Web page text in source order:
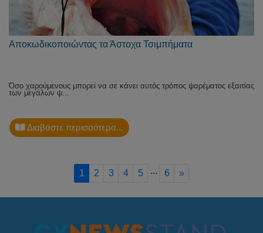
Αποκωδικοποιώντας τα Άστοχα Τσιμπήματα
Όσο χαρούμενους μπορεί να σε κάνει αυτός τρόπος ψαρέματος εξαιτίας
των μεγάλων ψ...
Διαβάστε περισσότερα...
1 2 3 4 5 ... 6 »Next